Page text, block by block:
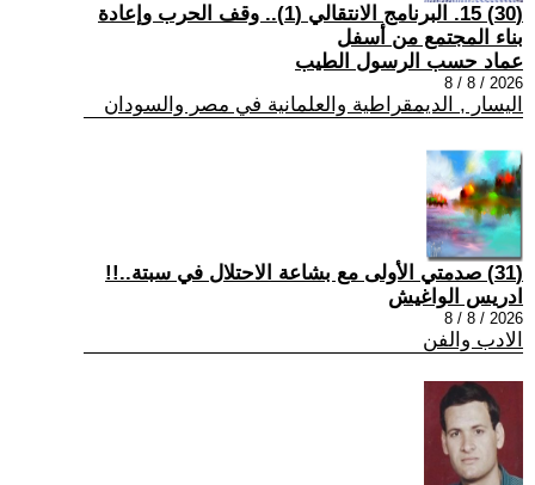
(30) 15. البرنامج الانتقالي (1).. وقف الحرب وإعادة
بناء المجتمع من أسفل
عماد حسب الرسول الطيب
2026 / 8 / 8
اليسار , الديمقراطية والعلمانية في مصر والسودان
(31) صدمتي الأولى مع بشاعة الاحتلال في سبتة..!!
ادريس الواغيش
2026 / 8 / 8
الادب والفن